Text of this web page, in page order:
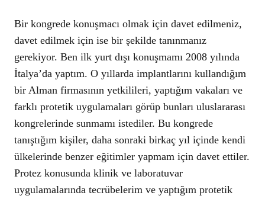
Bir kongrede konuşmacı olmak için davet edilmeniz,
davet edilmek için ise bir şekilde tanınmanız
gerekiyor. Ben ilk yurt dışı konuşmamı 2008 yılında
İtalya’da yaptım. O yıllarda implantlarını kullandığım
bir Alman firmasının yetkilileri, yaptığım vakaları ve
farklı protetik uygulamaları görüp bunları uluslararası
kongrelerinde sunmamı istediler. Bu kongrede
tanıştığım kişiler, daha sonraki birkaç yıl içinde kendi
ülkelerinde benzer eğitimler yapmam için davet ettiler.
Protez konusunda klinik ve laboratuvar
uygulamalarında tecrübelerim ve yaptığım protetik